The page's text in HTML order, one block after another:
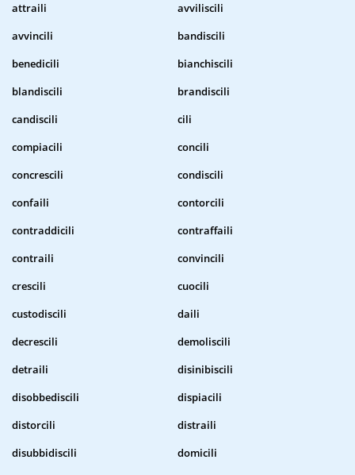
attraili
avviliscili
avvincili
bandiscili
benedicili
bianchiscili
blandiscili
brandiscili
candiscili
cili
compiacili
concili
concrescili
condiscili
confaili
contorcili
contraddicili
contraffaili
contraili
convincili
crescili
cuocili
custodiscili
daili
decrescili
demoliscili
detraili
disinibiscili
disobbediscili
dispiacili
distorcili
distraili
disubbidiscili
domicili